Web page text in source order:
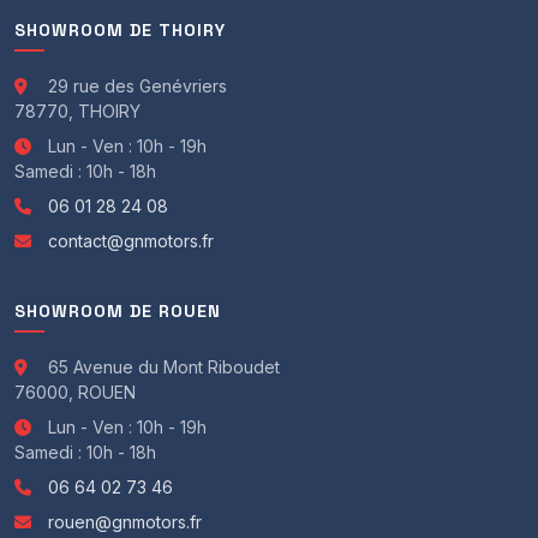
Fermeture électrique
Intérieur tout cuir
Ouverture du coffre électrique
Pédalier alu
Prise audio USB
Rétroviseur int. jour/nuit auto
Sièges chauffants
Sièges sport semi-baquets
Vitres ar. surteintées
Volant et pommeau cuir
Mirror Screen
APPLE CAR PLAY
Android Auto
- Sécurité :
6 airbags
Airbags rideaux
Contrôle de freinage en courbe
SHOWROOM DE THOIRY
29 rue des Genévriers
78770, THOIRY
Lun - Ven : 10h - 19h
Samedi : 10h - 18h
06 01 28 24 08
contact@gnmotors.fr
SHOWROOM DE ROUEN
65 Avenue du Mont Riboudet
76000, ROUEN
Lun - Ven : 10h - 19h
Samedi : 10h - 18h
06 64 02 73 46
rouen@gnmotors.fr